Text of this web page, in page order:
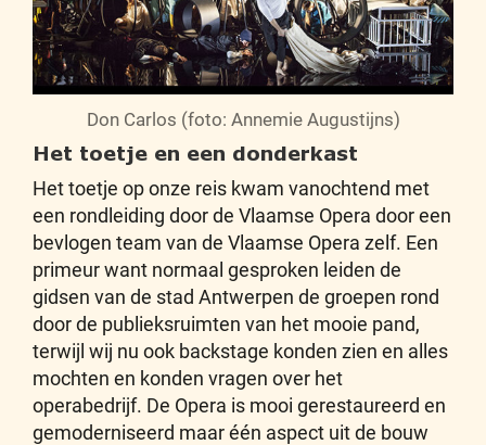
Don Carlos (foto: Annemie Augustijns)
Het toetje en een donderkast
Het toetje op onze reis kwam vanochtend met
een rondleiding door de Vlaamse Opera door een
bevlogen team van de Vlaamse Opera zelf. Een
primeur want normaal gesproken leiden de
gidsen van de stad Antwerpen de groepen rond
door de publieksruimten van het mooie pand,
terwijl wij nu ook backstage konden zien en alles
mochten en konden vragen over het
operabedrijf. De Opera is mooi gerestaureerd en
gemoderniseerd maar één aspect uit de bouw